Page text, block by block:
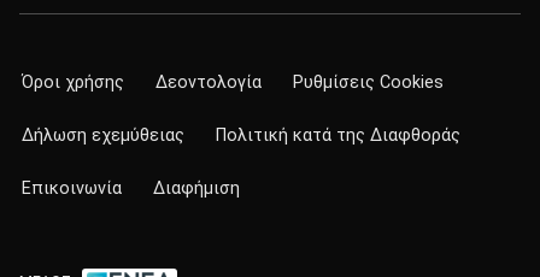
Όροι χρήσης Δεοντολογία Ρυθμίσεις Cookies
Δήλωση εχεμύθειας Πολιτική κατά της Διαφθοράς
Επικοινωνία Διαφήμιση